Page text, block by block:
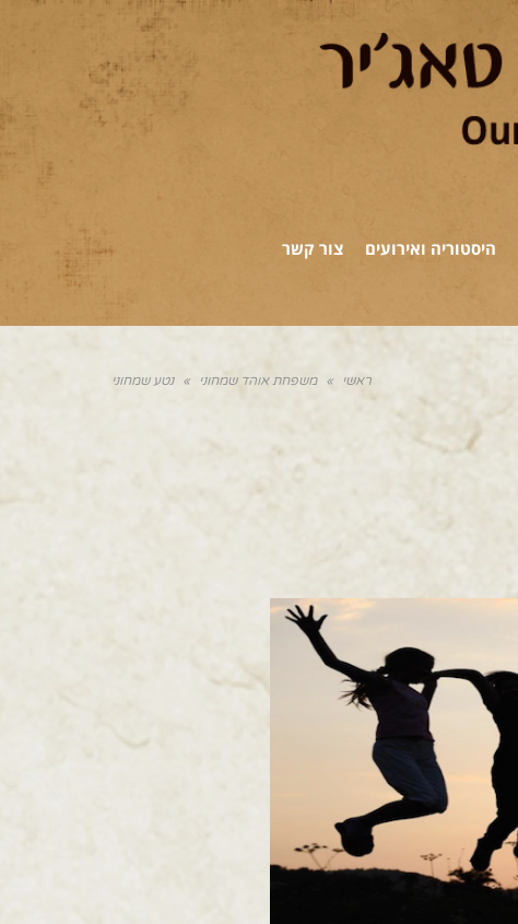
היסטוריה ואירועים צור קשר
ראשי » משפחת אוהד שמחוני » נטע שמחוני